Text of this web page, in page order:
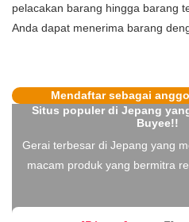
pelacakan barang hingga barang
Anda dapat menerima barang
Mendaftar sebagai
Situs populer di Jepang
Buyee!!
Gerai terbesar di Jepang yang
macam produk yang bermitra